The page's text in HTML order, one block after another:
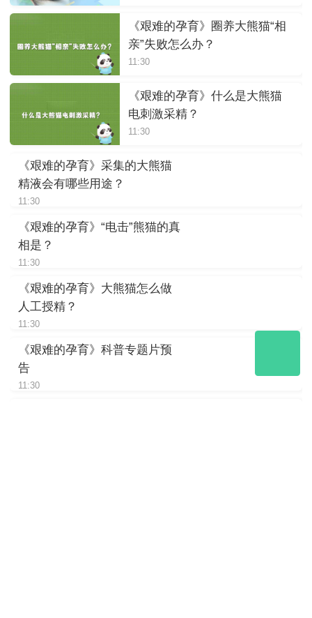
《艰难的孕育》圈养大熊猫“相
亲”失败怎么办？
11:30
《艰难的孕育》什么是大熊猫
电刺激采精？
11:30
《艰难的孕育》采集的大熊猫
精液会有哪些用途？
11:30
《艰难的孕育》“电击”熊猫的真
相是？
11:30
《艰难的孕育》大熊猫怎么做
人工授精？
11:30
《艰难的孕育》科普专题片预
告
11:30